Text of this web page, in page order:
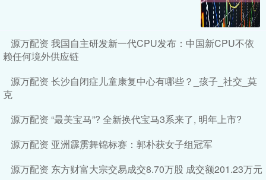
源万配资 我国自主研发新一代CPU发布：中国新CPU不依
赖任何境外供应链
源万配资 长沙自闭症儿童康复中心有哪些？_孩子_社交_莫
克
源万配资 “最美宝马”? 全新换代宝马3系来了, 明年上市?
源万配资 亚洲霹雳舞锦标赛：郭朴获女子组冠军
源万配资 东方财富大宗交易成交8.70万股 成交额201.23万元